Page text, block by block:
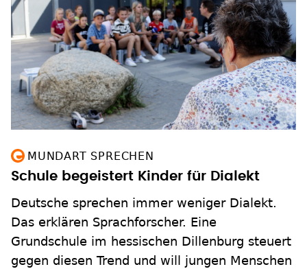
Schule begeistert Kinder für Dialekt
Deutsche sprechen immer weniger Dialekt.
Das erklären Sprachforscher. Eine
Grundschule im hessischen Dillenburg steuert
gegen diesen Trend und will jungen Menschen
die Sprache ihrer Heimat nahebringen.